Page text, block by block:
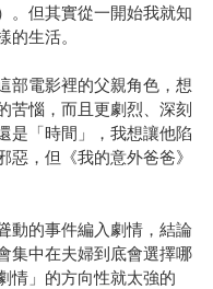
但其實從一開始我就知
的生活。
部電影裡的父親角色，想
苦惱，而且更劇烈、深刻
是「時間」，我想讓他陷
惡，但《我的意外爸爸》
動的事件編入劇情，結論
集中在夫婦到底會選擇哪
情」的方向性就太強的